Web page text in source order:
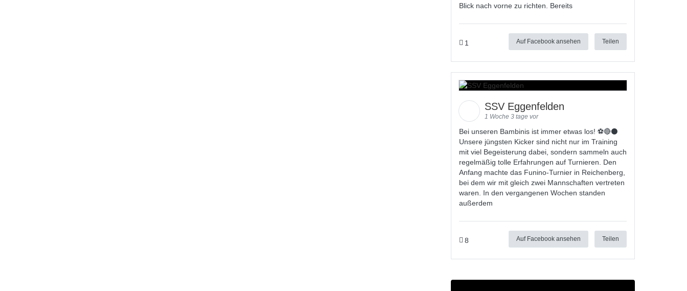
Blick nach vorne zu richten. Bereits
1 Auf Facebook ansehen Teilen
SSV Eggenfelden
1 Woche 3 tage vor
Bei unseren Bambinis ist immer etwas los! ⚽️🔴⚫
Unsere jüngsten Kicker sind nicht nur im Training
mit viel Begeisterung dabei, sondern sammeln auch
regelmäßig tolle Erfahrungen auf Turnieren. Den
Anfang machte das Funino-Turnier in Reichenberg,
bei dem wir mit gleich zwei Mannschaften vertreten
waren. In den vergangenen Wochen standen
außerdem
8 Auf Facebook ansehen Teilen